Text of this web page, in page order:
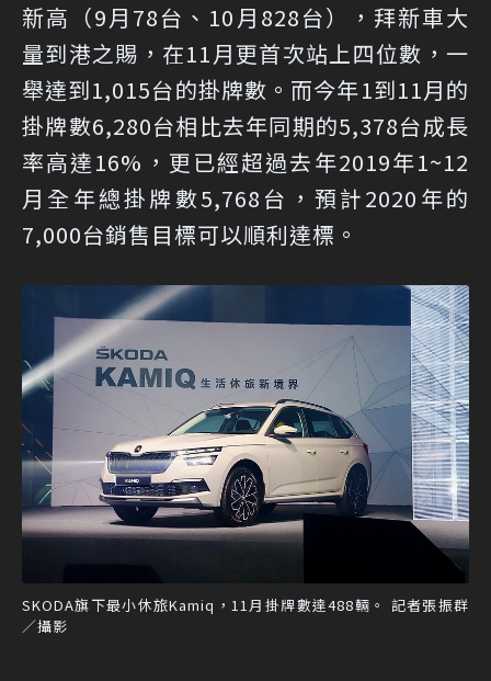
新高（9月78台、10月828台），拜新車大
量到港之賜，在11月更首次站上四位數，一
舉達到1,015台的掛牌數。而今年1到11月的
掛牌數6,280台相比去年同期的5,378台成長
率高達16%，更已經超過去年2019年1~12
月全年總掛牌數5,768台，預計2020年的
7,000台銷售目標可以順利達標。
SKODA旗下最小休旅Kamiq，11月掛牌數達488輛。 記者張振群
／攝影